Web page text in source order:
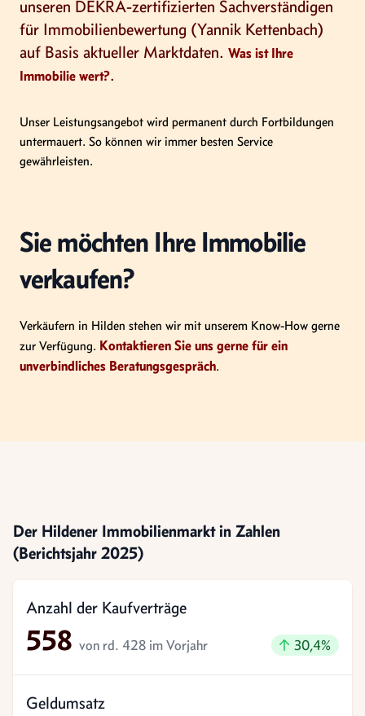
unseren DEKRA-zertifizierten Sachverständigen
für Immobilienbewertung (Yannik Kettenbach)
auf Basis aktueller Marktdaten. Was ist Ihre
Immobilie wert?.
Unser Leistungsangebot wird permanent durch Fortbildungen
untermauert. So können wir immer besten Service
gewährleisten.
Sie möchten Ihre Immobilie
verkaufen?
Verkäufern in Hilden stehen wir mit unserem Know-How gerne
zur Verfügung. Kontaktieren Sie uns gerne für ein
unverbindliches Beratungsgespräch.
Der Hildener Immobilienmarkt in Zahlen
(Berichtsjahr 2025)
Anzahl der Kaufverträge
558 von rd. 428 im Vorjahr Gestiegen um
30,4%
Geldumsatz